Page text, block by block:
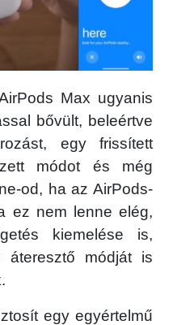
Max ugyanis
bővült, beleértve
egy frissített
módot és még
od, ha az AirPods-
ez nem lenne elég,
kiemelése is,
áteresztő módját is
egy egyértelmű